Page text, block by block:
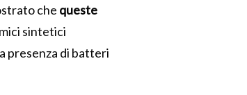
che queste
sintetici
presenza di batteri